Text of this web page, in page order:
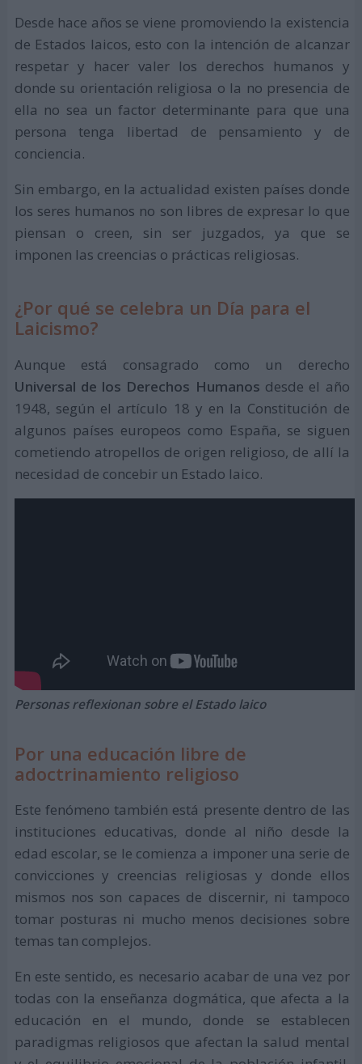
Desde hace años se viene promoviendo la existencia
de Estados laicos, esto con la intención de alcanzar
respetar y hacer valer los derechos humanos y
donde su orientación religiosa o la no presencia de
ella no sea un factor determinante para que una
persona tenga libertad de pensamiento y de
conciencia.
Sin embargo, en la actualidad existen países donde
los seres humanos no son libres de expresar lo que
piensan o creen, sin ser juzgados, ya que se
imponen las creencias o prácticas religiosas.
¿Por qué se celebra un Día para el
Laicismo?
Aunque está consagrado como un derecho
Universal de los Derechos Humanos desde el año
1948, según el artículo 18 y en la Constitución de
algunos países europeos como España, se siguen
cometiendo atropellos de origen religioso, de allí la
necesidad de concebir un Estado laico.
Personas reflexionan sobre el Estado laico
Por una educación libre de
adoctrinamiento religioso
Este fenómeno también está presente dentro de las
instituciones educativas, donde al niño desde la
edad escolar, se le comienza a imponer una serie de
convicciones y creencias religiosas y donde ellos
mismos nos son capaces de discernir, ni tampoco
tomar posturas ni mucho menos decisiones sobre
temas tan complejos.
En este sentido, es necesario acabar de una vez por
todas con la enseñanza dogmática, que afecta a la
educación en el mundo, donde se establecen
paradigmas religiosos que afectan la salud mental